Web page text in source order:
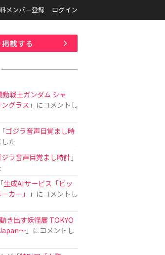
メンバー登録 ログイン
載する
動戦士ガンダム シャ
グラス 」にコメントし
ゴジラ音声目覚まし時
た
ジラ音声目覚まし時計」
生成AIサービス「ビッ
カー」
」にコメントし
動き出す妖怪展 TOKYO
〜」にコメントし